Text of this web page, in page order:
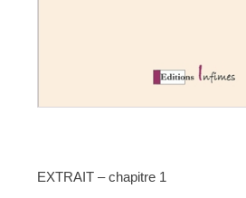
EXTRAIT – chapitre 1